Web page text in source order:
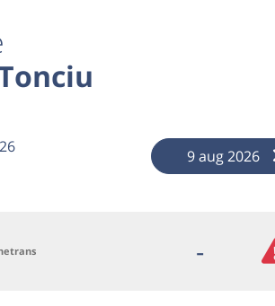
9 aug 2026
-